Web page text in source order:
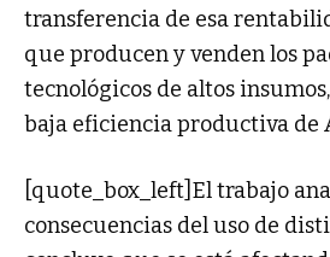
transferencia de esa
que producen y venden los
tecnológicos de altos
baja eficiencia productiva de
[quote_box_left]El trabajo
consecuencias del uso de